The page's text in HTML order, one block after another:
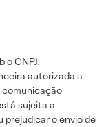
o CNPJ:
autorizada a
comunicação
sujeita a
prejudicar o envio de